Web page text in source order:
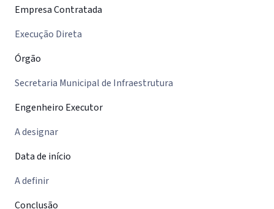
Empresa Contratada
Execução Direta
Órgão
Secretaria Municipal de Infraestrutura
Engenheiro Executor
A designar
Data de início
A definir
Conclusão